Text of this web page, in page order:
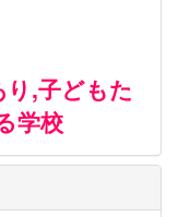
,子どもた
学校